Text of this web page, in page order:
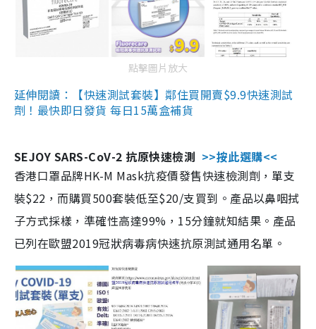
點擊圖片放大
延伸閱讀：【快速測試套裝】鄰住買開賣$9.9快速測試
劑！最快即日發貨 每日15萬盒補貨
SEJOY SARS-CoV-2 抗原快速檢測 >>按此選購<<
香港口罩品牌HK-M Mask抗疫價發售快速檢測劑，單支
裝$22，而購買500套裝低至$20/支買到。產品以鼻咽拭
子方式採樣，準確性高達99%，15分鐘就知結果。產品
已列在歐盟2019冠狀病毒病快速抗原測試通用名單。